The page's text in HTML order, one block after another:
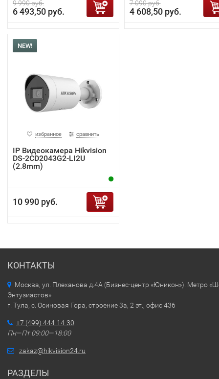
9 990 руб.
6 493,50 руб.
7 090 руб.
4 608,50 руб.
NEW!
избранное сравнить
IP Видеокамера Hikvision
DS-2CD2043G2-LI2U
(2.8mm)
10 990 руб.
КОНТАКТЫ
Москва, ул. Плеханова д.4А (Бизнес-центр «Юникон»). Метро
Энтузиастов»
г. Тула, с. Осиновая Гора, строение 3а, 2 эт., офис 436
+7 (499) 444-14-30
Пн—Пт 09:00—18:00
zakaz@hikvision24.ru
РАЗДЕЛЫ